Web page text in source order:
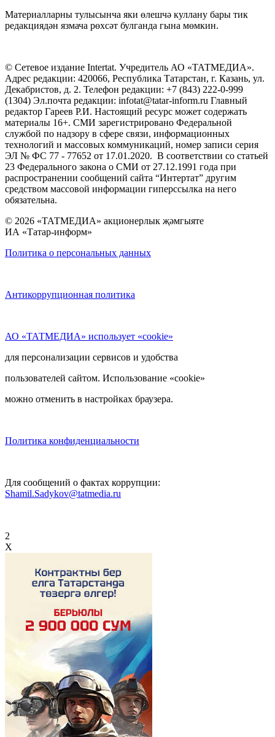
Материалларны тулысынча яки өлешчә куллану бары тик
редакциядән язмача рөхсәт булганда гына мөмкин.
© Сетевое издание Intertat. Учредитель АО «ТАТМЕДИА».
Адрес редакции: 420066, Республика Татарстан, г. Казань, ул.
Декабристов, д. 2. Телефон редакции: +7 (843) 222-0-999
(1304) Эл.почта редакции: infotat@tatar-inform.ru Главный
редактор Гареев Р.И. Настоящий ресурс может содержать
материалы 16+. СМИ зарегистрировано Федеральной
службой по надзору в сфере связи, информационных
технологий и массовых коммуникаций, номер записи серия
ЭЛ № ФС 77 - 77652 от 17.01.2020. В соответствии со статьей
23 Федерального закона о СМИ от 27.12.1991 года при
распространении сообщений сайта “Интертат” другим
средством массовой информации гиперссылка на него
обязательна.
© 2026 «ТАТМЕДИА» акционерлык җәмгыяте
ИА «Татар-информ»
Политика о персональных данных
Антикоррупционная политика
АО «ТАТМЕДИА» использует «cookie»
для персонализации сервисов и удобства
пользователей сайтом. Использование «cookie»
можно отменить в настройках браузера.
Политика конфиденциальности
Для сообщений о фактах коррупции:
Shamil.Sadykov@tatmedia.ru
2
X